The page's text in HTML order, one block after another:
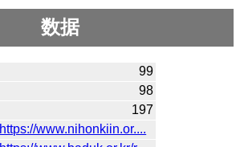
数据
99
98
197
https://www.nihonkiin.or....